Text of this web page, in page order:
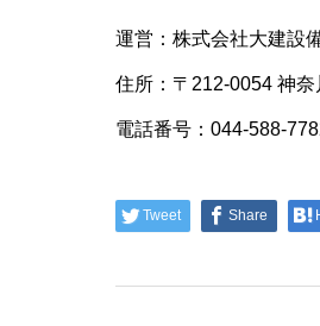
運営：株式会社大建設
住所：〒212-0054 神
電話番号：044-588-
Tweet Share